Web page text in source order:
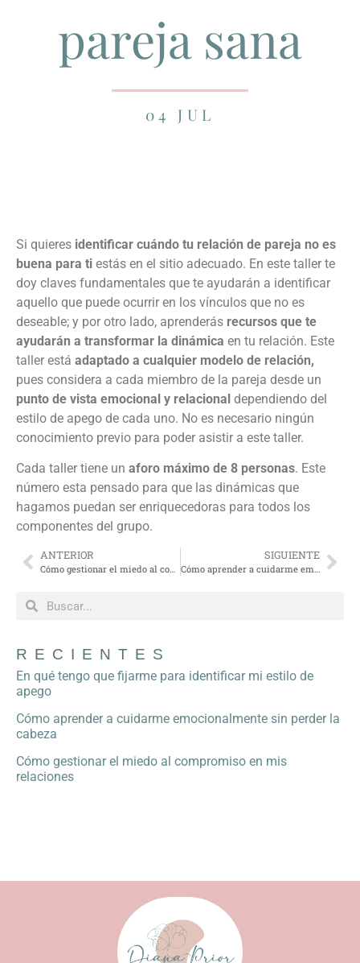
pareja sana
04 JUL
Si quieres identificar cuándo tu relación de pareja no es
buena para ti estás en el sitio adecuado. En este taller te
doy claves fundamentales que te ayudarán a identificar
aquello que puede ocurrir en los vínculos que no es
deseable; y por otro lado, aprenderás recursos que te
ayudarán a transformar la dinámica en tu relación. Este
taller está adaptado a cualquier modelo de relación,
pues considera a cada miembro de la pareja desde un
punto de vista emocional y relacional dependiendo del
estilo de apego de cada uno. No es necesario ningún
conocimiento previo para poder asistir a este taller.
Cada taller tiene un aforo máximo de 8 personas. Este
número esta pensado para que las dinámicas que
hagamos puedan ser enriquecedoras para todos los
componentes del grupo.
ANTERIOR
Cómo gestionar el miedo al compromiso en mis relaciones
SIGUIENTE
Cómo aprender a cuidarme emocionalmente sin perder la cabeza
RECIENTES
En qué tengo que fijarme para identificar mi estilo de
apego
Cómo aprender a cuidarme emocionalmente sin perder la
cabeza
Cómo gestionar el miedo al compromiso en mis
relaciones